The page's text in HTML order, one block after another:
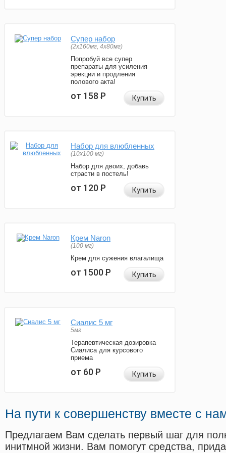
Супер набор
(2х160мг, 4х80мг)
Попробуй все супер
препараты для усиления
эрекции и продления
полового акта!
от 158Р Купить
Набор для влюбленных
(10х100 мг)
Набор для двоих, добавь
страсти в постель!
от 120Р Купить
Крем Naron
(100 мг)
Крем для сужения влагалища
от 1500Р Купить
Сиалис 5 мг
5мг
Терапевтическая дозировка
Сиалиса для курсового
приема
от 60Р Купить
На пути к совершенству вместе с
Предлагаем Вам сделать первый шаг для
инитмной жизни. Вам помогут средства,